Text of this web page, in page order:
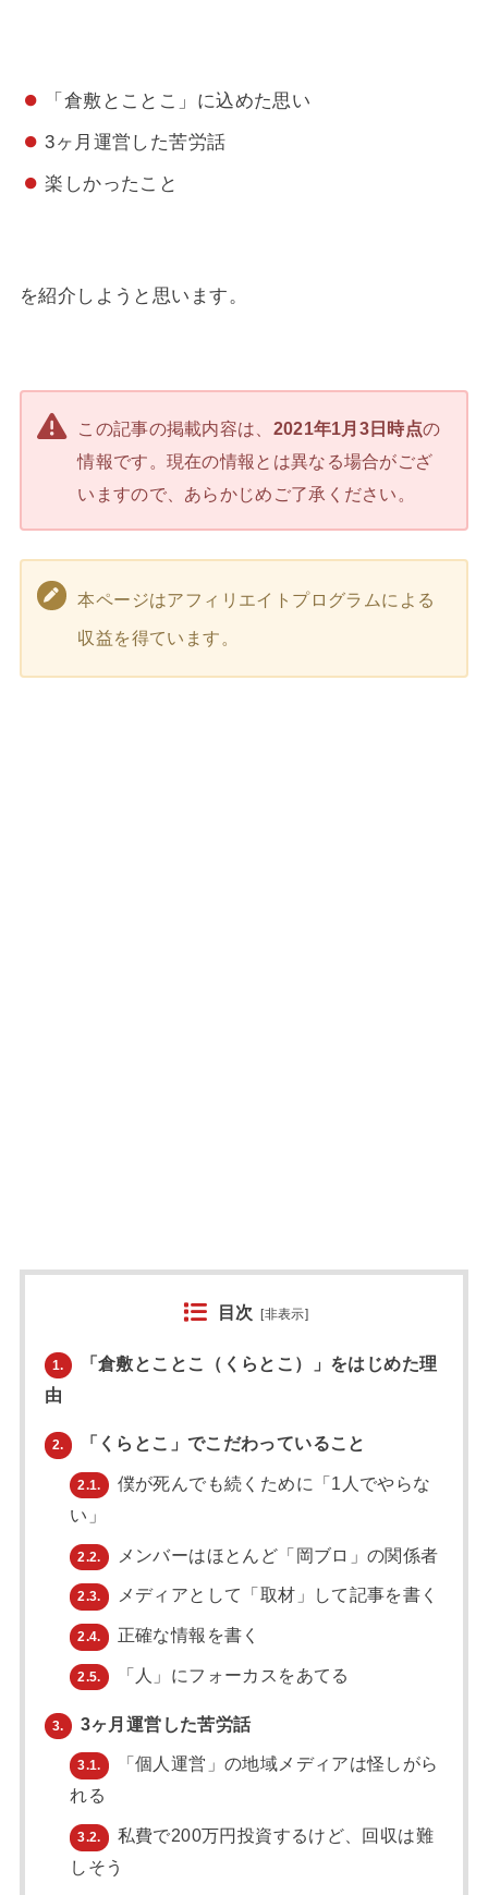
「倉敷とことこ」に込めた思い
3ヶ月運営した苦労話
楽しかったこと
を紹介しようと思います。
この記事の掲載内容は、 2021年1月3日時点の
情報です。現在の情報とは異なる場合がござ
いますので、あらかじめご了承ください。
本ページはアフィリエイトプログラムによる
収益を得ています。
目次 [非表示]
1.
「倉敷とことこ（くらとこ）」をはじめた理
由
2. 「くらとこ」でこだわっていること
2.1.
僕が死んでも続くために「1人でやらな
い」
2.2. メンバーはほとんど「岡ブロ」の関係者
2.3. メディアとして「取材」して記事を書く
2.4. 正確な情報を書く
2.5. 「人」にフォーカスをあてる
3. 3ヶ月運営した苦労話
3.1.
「個人運営」の地域メディアは怪しがら
れる
3.2.
私費で200万円投資するけど、回収は難
しそう